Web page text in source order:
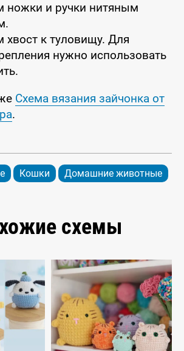
ножки и ручки нитяным
к туловищу. Для
нужно использовать
Схема вязания зайчонка от
.
Кошки Домашние животные
схемы